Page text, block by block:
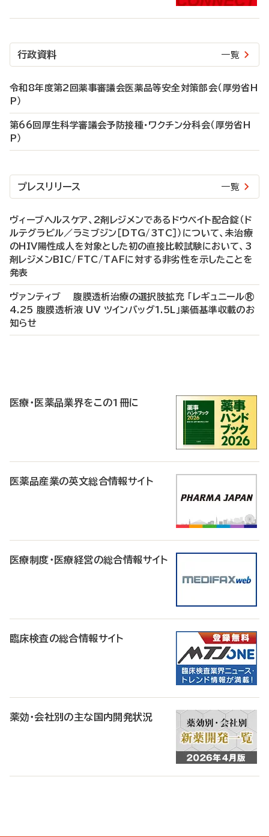
行政資料 一覧
令和8年度第2回薬事審議会医薬品等安全対策部会（厚労省H
P）
第66回厚生科学審議会予防接種・ワクチン分科会（厚労省H
P）
プレスリリース 一覧
ヴィーブヘルスケア、2剤レジメンであるドウベイト配合錠（ド
ルテグラビル／ラミブジン［DTG/3TC］）について、未治療
のHIV陽性成人を対象とした初の直接比較試験において、3
剤レジメンBIC/FTC/TAFに対する非劣性を示したことを
発表
ヴァンティブ 腹膜透析治療の選択肢拡充 「レギュニール®
4.25 腹膜透析液 UV ツインバッグ1.5L」薬価基準収載のお
知らせ
医療・医薬品業界をこの1冊に
医薬品産業の英文総合情報サイト
医療制度・医療経営の総合情報サイト
臨床検査の総合情報サイト
薬効・会社別の主な国内開発状況